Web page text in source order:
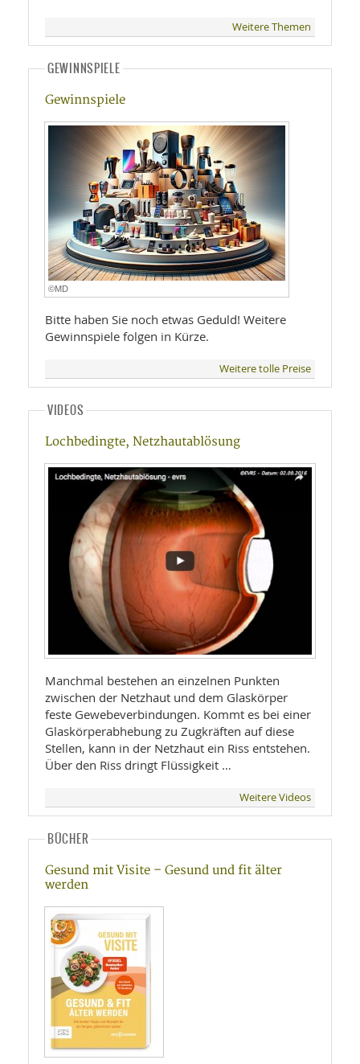
Weitere Themen
GEWINNSPIELE
Gewinnspiele
©MD
Bitte haben Sie noch etwas Geduld! Weitere
Gewinnspiele folgen in Kürze.
Weitere tolle Preise
VIDEOS
Lochbedingte, Netzhautablösung
Manchmal bestehen an einzelnen Punkten
zwischen der Netzhaut und dem Glaskörper
feste Gewebeverbindungen. Kommt es bei einer
Glaskörperabhebung zu Zugkräften auf diese
Stellen, kann in der Netzhaut ein Riss entstehen.
Über den Riss dringt Flüssigkeit …
Weitere Videos
BÜCHER
Gesund mit Visite – Gesund und fit älter
werden